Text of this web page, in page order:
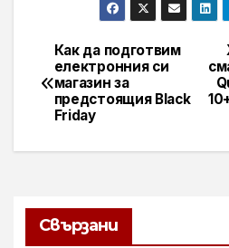
Навигация
Как да подготвим
електронния си
магазин за
предстоящия Black
Friday
Свързани